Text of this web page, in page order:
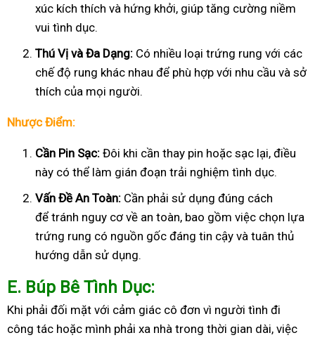
xúc kích thích và hứng khởi, giúp tăng cường niềm
vui tình dục.
Thú Vị và Đa Dạng: Có nhiều loại trứng rung với các
chế độ rung khác nhau để phù hợp với nhu cầu và sở
thích của mọi người.
Nhược Điểm:
Cần Pin Sạc: Đôi khi cần thay pin hoặc sạc lại, điều
này có thể làm gián đoạn trải nghiệm tình dục.
Vấn Đề An Toàn: Cần phải sử dụng đúng cách
để tránh nguy cơ về an toàn, bao gồm việc chọn lựa
trứng rung có nguồn gốc đáng tin cậy và tuân thủ
hướng dẫn sử dụng.
E. Búp Bê Tình Dục:
Khi phải đối mặt với cảm giác cô đơn vì người tình đi
công tác hoặc mình phải xa nhà trong thời gian dài, việc